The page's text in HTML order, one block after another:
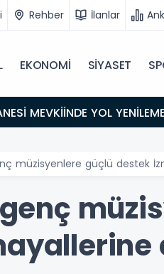
Rehber İlanlar
EKONOMİ SİYASET
MEVKİİNDE YOL
müzisyenlere güçlü destek